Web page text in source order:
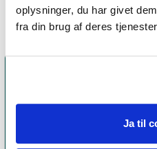
oplysninger, du har givet
fra din brug af deres
Ja til